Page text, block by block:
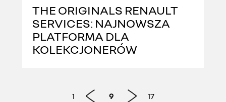
THE ORIGINALS RENAULT
SERVICES: NAJNOWSZA
PLATFORMA DLA
KOLEKCJONERÓW
1 9 17